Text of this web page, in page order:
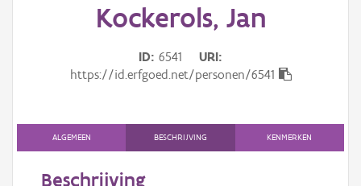
Thema
Kockerols, Jan
ID 6541
URI
https://id.erfgoed.net/personen/6541
ALGEMEEN BESCHRIJVING KENMERKEN
Beschrijving